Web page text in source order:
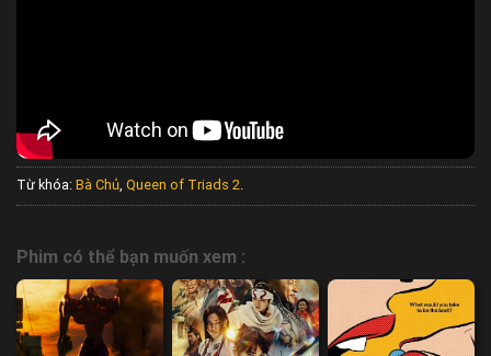
Từ khóa: Bà Chủ, Queen of Triads 2.
Phim có thể bạn muốn xem :